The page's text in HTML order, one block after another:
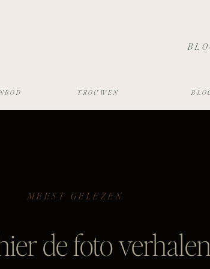
TROUWEN
de foto verhalen
MEEST GELEZEN